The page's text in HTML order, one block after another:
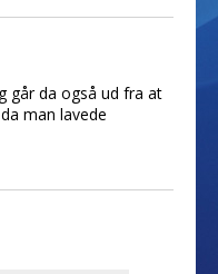
går da også ud fra at
man lavede